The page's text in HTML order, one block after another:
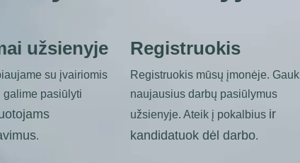
užsienyje
su įvairiomis
galime pasiūlyti
.
Registruokis
Registruokis mūsų įmonėje. Gauk
naujausius darbų pasiūlymus
užsienyje. Ateik į pokalbius ir
kandidatuok dėl darbo.